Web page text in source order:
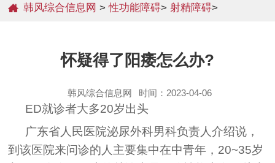
韩风综合信息网 >性功能障碍>射精障碍>
怀疑得了阳痿怎么办?
韩风综合信息网 时间：2023-04-06
ED就诊者大多20岁出头
广东省人民医院泌尿外科男科负责人介绍说，
到该医院来问诊的人主要集中在中青年，20~35岁